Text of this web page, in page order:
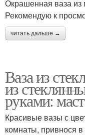
Окрашенная ваза из
Рекомендую к
читать дальше →
Ваза из
из
руками:
Красивые вазы с
комнаты, привнося в